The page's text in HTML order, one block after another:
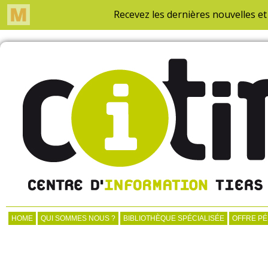
HOME QUI SOMMES NOUS ? BIBLIOTHÈQUE SPÉCIALISÉE OFFRE